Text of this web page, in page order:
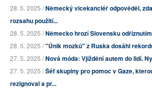
28. 5. 2025 /Německý vicekancléř odpověděl,
rozsahu použití...
28. 5. 2025 /Německo hrozí Slovensku
28. 5. 2025 /"Únik mozků" z Ruska dosáhl
27. 5. 2025 /Nová móda: Vjíždění autem do lidí.
27. 5. 2025 /Šéf skupiny pro pomoc v Gaze,
rezignoval a pr...